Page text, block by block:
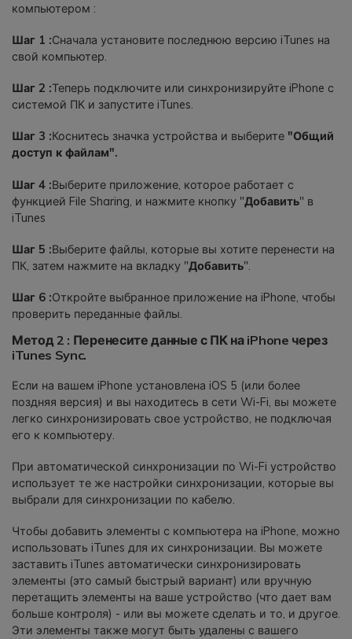
компьютером :
Шаг 1 :Сначала установите последнюю версию iTunes на
свой компьютер.
Шаг 2 :Теперь подключите или синхронизируйте iPhone с
системой ПК и запустите iTunes.
Шаг 3 :Коснитесь значка устройства и выберите "Общий
доступ к файлам".
Шаг 4 :Выберите приложение, которое работает с
функцией File Sharing, и нажмите кнопку "Добавить" в
iTunes
Шаг 5 :Выберите файлы, которые вы хотите перенести на
ПК, затем нажмите на вкладку "Добавить".
Шаг 6 :Откройте выбранное приложение на iPhone, чтобы
проверить переданные файлы.
Метод 2 : Перенесите данные с ПК на iPhone через
iTunes Sync.
Если на вашем iPhone установлена iOS 5 (или более
поздняя версия) и вы находитесь в сети Wi-Fi, вы можете
легко синхронизировать свое устройство, не подключая
его к компьютеру.
При автоматической синхронизации по Wi-Fi устройство
использует те же настройки синхронизации, которые вы
выбрали для синхронизации по кабелю.
Чтобы добавить элементы с компьютера на iPhone, можно
использовать iTunes для их синхронизации. Вы можете
заставить iTunes автоматически синхронизировать
элементы (это самый быстрый вариант) или вручную
перетащить элементы на ваше устройство (что дает вам
больше контроля) - или вы можете сделать и то, и другое.
Эти элементы также могут быть удалены с вашего